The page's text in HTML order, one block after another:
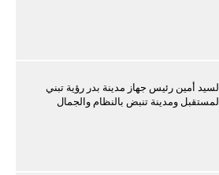
السيد أمين رئيس جهاز مدينة بدر رؤية تبني
المستقبل ومدينة تنبض بالنظام والجمال